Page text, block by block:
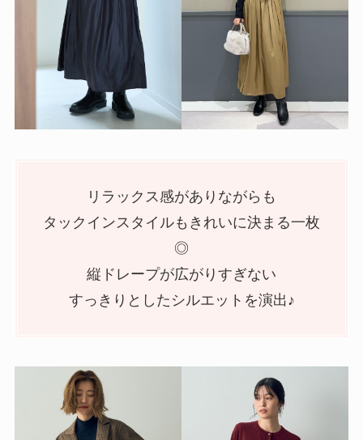
リラックス感がありながらも
タックインスタイルもきれいに決まる一枚
◎
縦ドレープが広がりすぎない
すっきりとしたシルエットを演出♪